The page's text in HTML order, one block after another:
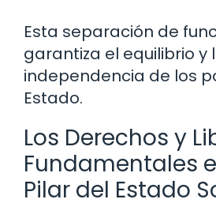
Esta separación de
garantiza el equilibrio y
independencia de los
Estado.
Los Derechos y
Fundamentales
Pilar del Estado